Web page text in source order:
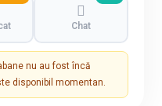
Chat
nu au fost încă
disponibil momentan.